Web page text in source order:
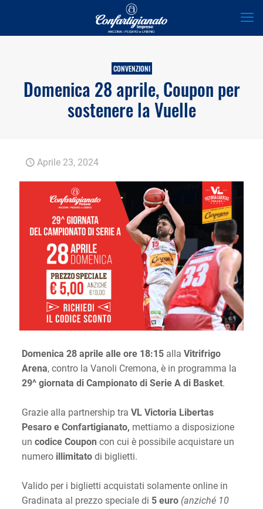
CONVENZIONI
Domenica 28 aprile, Coupon per
sostenere la Vuelle
Aprile 23, 2024
Domenica 28 aprile alle ore 18:15 alla Vitrifrigo
Arena, contro la Vanoli Cremona, è in programma la
29^ giornata di Campionato di Serie A di Basket.
Grazie alla partnership tra VL Victoria Libertas
Pesaro e Confartigianato, mettiamo a disposizione
un codice Coupon con cui è possibile acquistare un
numero illimitatodi biglietti.
Valido per i biglietti acquistati solamente online in
Gradinata al prezzo speciale di 5 euro (anziché 10